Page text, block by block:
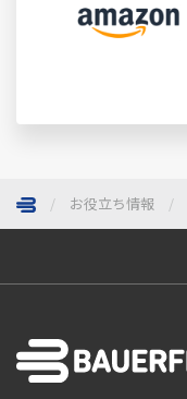
お役立ち情報
ページトップへ